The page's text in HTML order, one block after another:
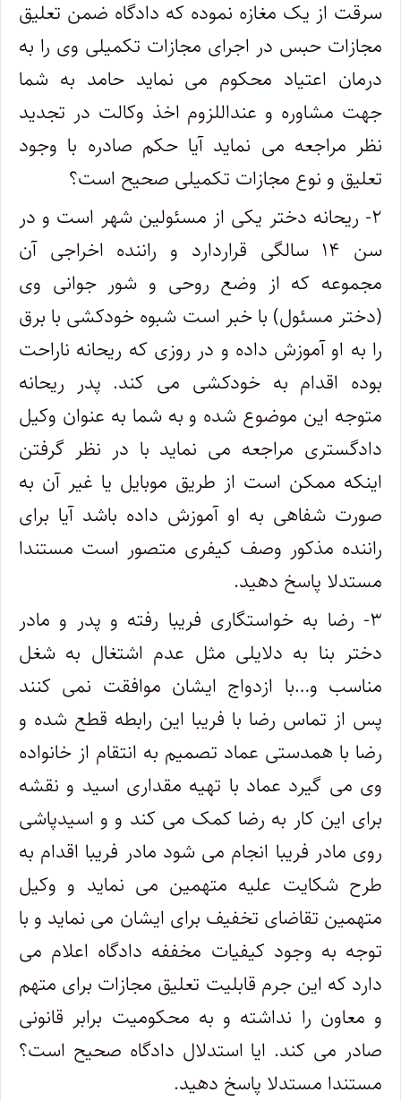
سرقت از یک مغازه نموده که دادگاه ضمن تعلیق
مجازات حبس در اجرای مجازات تکمیلی وی را به
درمان اعتیاد محکوم می نماید حامد به شما
جهت مشاوره و عنداللزوم اخذ وکالت در تجدید
نظر مراجعه می نماید آیا حکم صادره با وجود
تعلیق و نوع مجازات تکمیلی صحیح است؟
۲- ریحانه دختر یکی از مسئولین شهر است و در
سن ۱۴ سالگی قراردارد و راننده اخراجی آن
مجموعه که از وضع روحی و شور جوانی وی
(دختر مسئول) با خبر است شبوه خودکشی با برق
را به او آموزش داده و در روزی که ریحانه ناراحت
بوده اقدام به خودکشی می کند. پدر ریحانه
متوجه این موضوع شده و به شما به عنوان وکیل
دادگستری مراجعه می نماید با در نظر گرفتن
اینکه ممکن است از طریق موبایل یا غیر آن به
صورت شفاهی به او آموزش داده باشد آیا برای
راننده مذکور وصف کیفری متصور است مستندا
مستدلا پاسخ دهید.
۳- رضا به خواستگاری فریبا رفته و پدر و مادر
دختر بنا به دلایلی مثل عدم اشتغال به شغل
مناسب و…با ازدواج ایشان موافقت نمی کنند
پس از تماس رضا با فریبا این رابطه قطع شده و
رضا با همدستی عماد تصمیم به انتقام از خانواده
وی می گیرد عماد با تهیه مقداری اسید و نقشه
برای این کار به رضا کمک می کند و و اسیدپاشی
روی مادر فریبا انجام می شود مادر فریبا اقدام به
طرح شکایت علیه متهمین می نماید و وکیل
متهمین تقاضای تخفیف برای ایشان می نماید و با
توجه به وجود کیفیات مخففه دادگاه اعلام می
دارد که این جرم قابلیت تعلیق مجازات برای متهم
و معاون را نداشته و به محکومیت برابر قانونی
صادر می کند. ایا استدلال دادگاه صحیح است؟
مستندا مستدلا پاسخ دهید.